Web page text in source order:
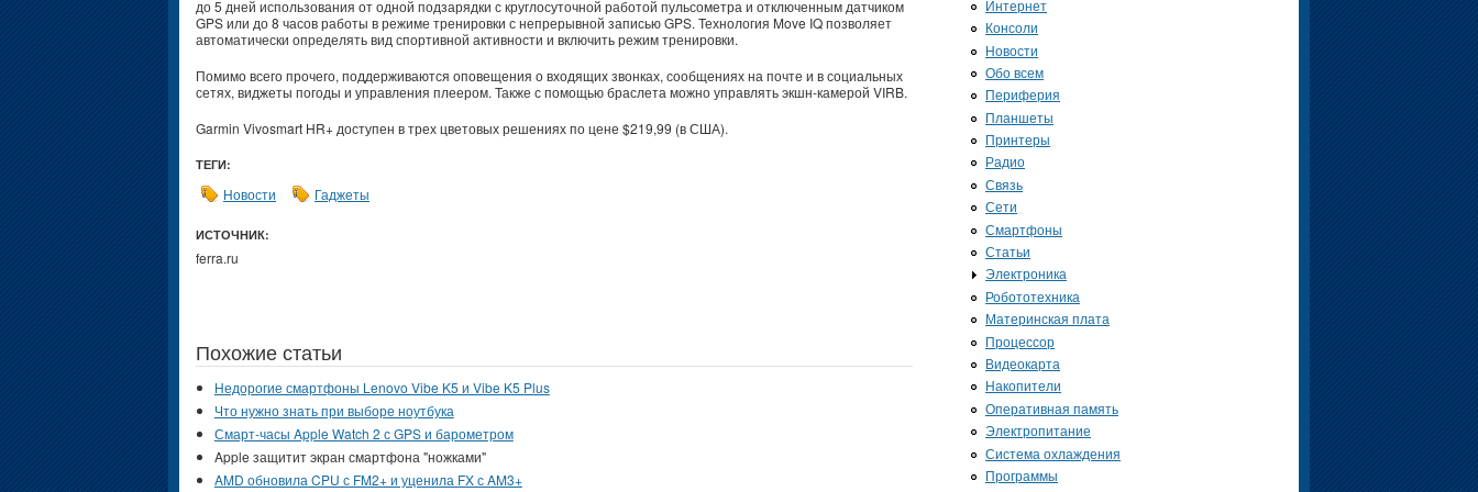
до 5 дней использования от одной подзарядки с круглосуточной работой пульсометра и отключенным датчиком
GPS или до 8 часов работы в режиме тренировки с непрерывной записью GPS. Технология Move IQ позволяет
автоматически определять вид спортивной активности и включить режим тренировки.
Помимо всего прочего, поддерживаются оповещения о входящих звонках, сообщениях на почте и в социальных
сетях, виджеты погоды и управления плеером. Также с помощью браслета можно управлять экшн-камерой VIRB.
Garmin Vivosmart HR+ доступен в трех цветовых решениях по цене $219,99 (в США).
ТЕГИ:
Новости Гаджеты
ИСТОЧНИК:
ferra.ru
Похожие статьи
Недорогие смартфоны Lenovo Vibe K5 и Vibe K5 Plus
Что нужно знать при выборе ноутбука
Смарт-часы Apple Watch 2 с GPS и барометром
Apple защитит экран смартфона "ножками"
AMD обновила CPU с FM2+ и уценила FX с AM3+
Интернет
Консоли
Новости
Обо всем
Периферия
Планшеты
Принтеры
Радио
Связь
Сети
Смартфоны
Статьи
Электроника
Робототехника
Материнская плата
Процессор
Видеокарта
Накопители
Оперативная память
Электропитание
Система охлаждения
Программы